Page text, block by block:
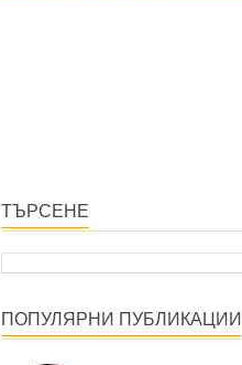
ТЪРСЕНЕ
ПОПУЛЯРНИ ПУБЛИКАЦИИ